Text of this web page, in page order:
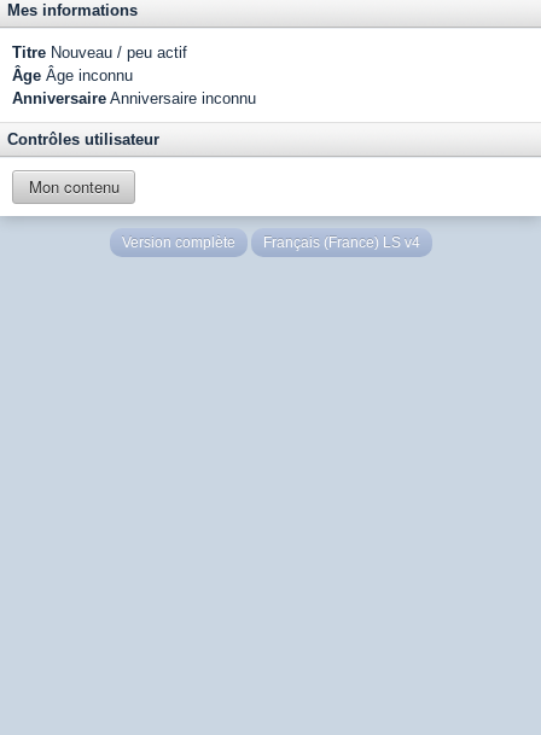
Mes informations
Titre Nouveau / peu actif
Âge Âge inconnu
Anniversaire Anniversaire inconnu
Contrôles utilisateur
Mon contenu
Version complète Français (France) LS v4